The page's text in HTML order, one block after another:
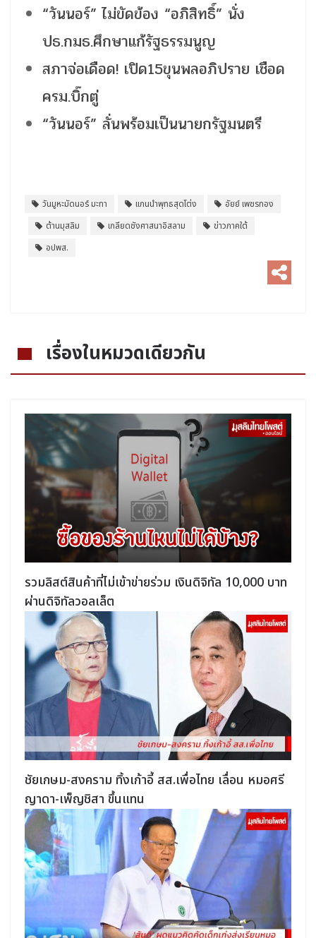
“วันนอร์” ไม่ขัดข้อง “อภิสิทธิ์” นั่ง
ปธ.กมธ.ศึกษาแก้รัฐธรรมนูญ
สภาจ่อเดือด! เปิด15ขุนพลอภิปราย เชือด
ครม.บิ๊กตู่
“วันนอร์” ลั่นพร้อมเป็นนายกรัฐมนตรี
วันมูหะมัดนอร์ มะทา แกนนำพุทธสุดโต่ง
อัยย์ เพชรทอง
ต้านมุสลิม
เกลียดชังศาสนาอิสลาม
ข่าวภาคใต้
อปพส.
เรื่องในหมวดเดียวกัน
รวมลิสต์สินค้าที่ไม่เข้าข่ายร่วม เงินดิจิทัล 10,000 บาท
ผ่านดิจิทัลวอลเล็ต
ชัยเกษม-สงคราม ทิ้งเก้าอี้ สส.เพื่อไทย เลื่อน หมอศรี
ญาดา-เพ็ญชิสา ขึ้นแทน